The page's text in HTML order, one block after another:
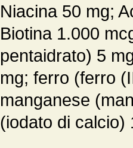
Niacina 50 mg;
Biotina 1.000
pentaidrato) 5
mg; ferro (ferro
manganese
(iodato di calcio)